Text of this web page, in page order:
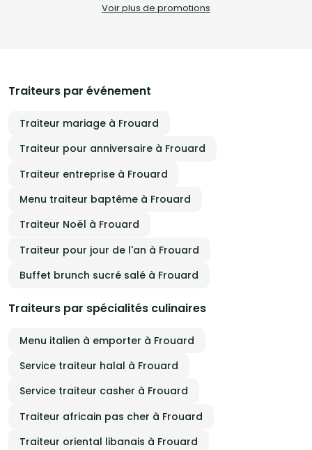
Voir plus de promotions
Traiteurs par événement
Traiteur mariage à Frouard
Traiteur pour anniversaire à Frouard
Traiteur entreprise à Frouard
Menu traiteur baptême à Frouard
Traiteur Noël à Frouard
Traiteur pour jour de l'an à Frouard
Buffet brunch sucré salé à Frouard
Traiteurs par spécialités culinaires
Menu italien à emporter à Frouard
Service traiteur halal à Frouard
Service traiteur casher à Frouard
Traiteur africain pas cher à Frouard
Traiteur oriental libanais à Frouard